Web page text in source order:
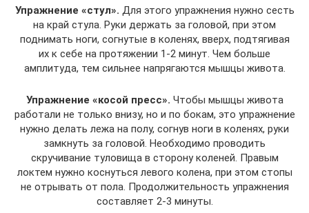
Упражнение «стул». Для этого упражнения нужно сесть
на край стула. Руки держать за головой, при этом
поднимать ноги, согнутые в коленях, вверх, подтягивая
их к себе на протяжении 1-2 минут. Чем больше
амплитуда, тем сильнее напрягаются мышцы живота.
Упражнение «косой пресс». Чтобы мышцы живота
работали не только внизу, но и по бокам, это упражнение
нужно делать лежа на полу, согнув ноги в коленях, руки
замкнуть за головой. Необходимо проводить
скручивание туловища в сторону коленей. Правым
локтем нужно коснуться левого колена, при этом стопы
не отрывать от пола. Продолжительность упражнения
составляет 2-3 минуты.